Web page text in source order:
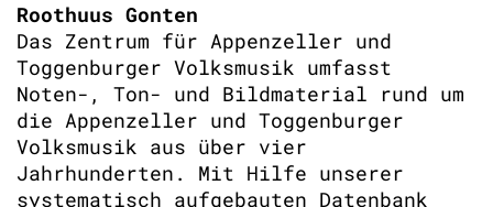
Roothuus Gonten
Das Zentrum für Appenzeller und
Toggenburger Volksmusik umfasst
Noten-, Ton- und Bildmaterial rund um
die Appenzeller und Toggenburger
Volksmusik aus über vier
Jahrhunderten. Mit Hilfe unserer
systematisch aufgebauten Datenbank